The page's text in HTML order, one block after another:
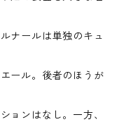
ナールは単独のキュ
ール。後者のほうが
ョンはなし。一方、